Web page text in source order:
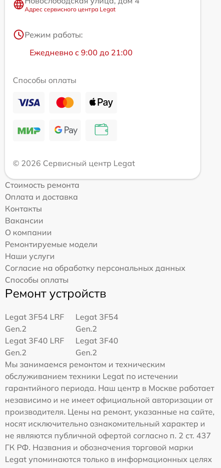
Адрес сервисного центра Legat
Режим работы:
Ежедневно с 9:00 до 21:00
Способы оплаты
© 2026 Сервисный центр Legat
Стоимость ремонта
Оплата и доставка
Контакты
Вакансии
О компании
Ремонтируемые модели
Наши услуги
Согласие на обработку персональных данных
Способы оплаты
Ремонт устройств
Legat 3F54 LRF
Gen.2
Legat 3F54
Gen.2
Legat 3F40 LRF
Gen.2
Legat 3F40
Gen.2
Мы занимаемся ремонтом и техническим
обслуживанием техники Legat по истечении
гарантийного периода. Наш центр в Москве работает
независимо и не имеет официальной авторизации от
производителя. Цены на ремонт, указанные на сайте,
носят исключительно ознакомительный характер и
не являются публичной офертой согласно п. 2 ст. 437
ГК РФ. Названия и обозначения торговой марки
Legat упоминаются только в информационных целях